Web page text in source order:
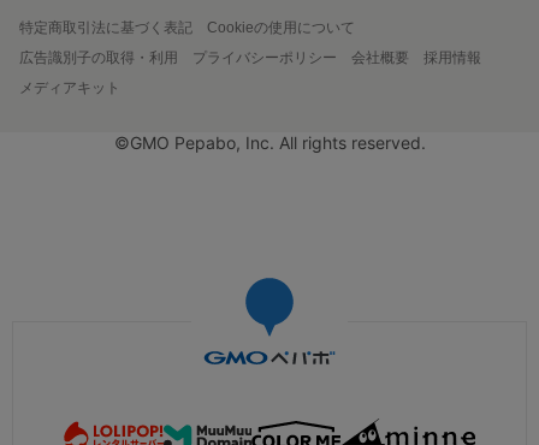
特定商取引法に基づく表記
Cookieの使用について
広告識別子の取得・利用
プライバシーポリシー 会社概要
採用情報
メディアキット
©GMO Pepabo, Inc. All rights reserved.